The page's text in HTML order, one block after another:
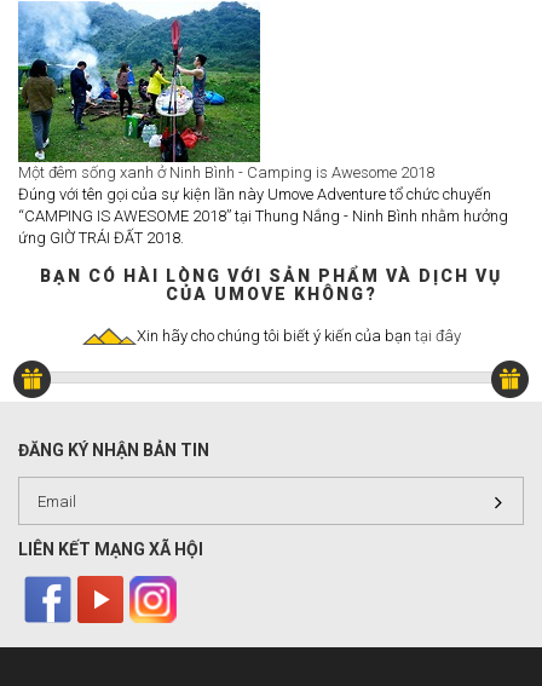
Một đêm sống xanh ở Ninh Bình - Camping is Awesome 2018
Đúng với tên gọi của sự kiện lần này Umove Adventure tổ chức chuyến
“CAMPING IS AWESOME 2018” tại Thung Nắng - Ninh Bình nhằm hưởng
ứng GIỜ TRÁI ĐẤT 2018.
BẠN CÓ HÀI LÒNG VỚI SẢN PHẨM VÀ DỊCH VỤ
CỦA UMOVE KHÔNG?
Xin hãy cho chúng tôi biết ý kiến của bạn tại đây
ĐĂNG KÝ NHẬN BẢN TIN
LIÊN KẾT MẠNG XÃ HỘI